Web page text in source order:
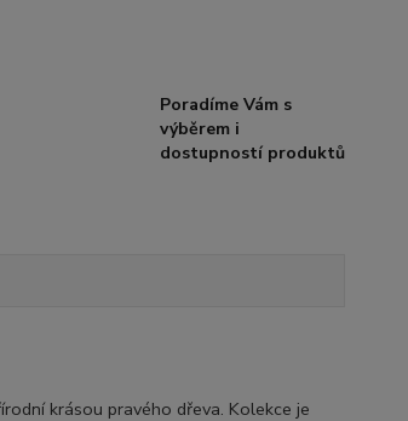
Poradíme Vám s
výběrem i
dostupností produktů
krásou pravého dřeva. Kolekce je